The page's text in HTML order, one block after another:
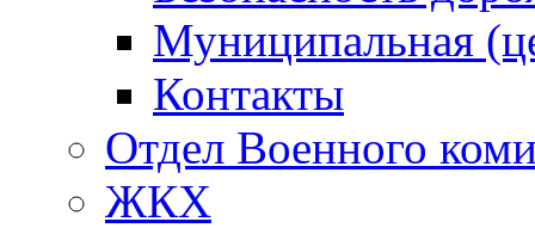
Муниципальная
Контакты
Отдел Военного
ЖКХ